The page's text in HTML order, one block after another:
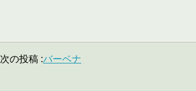
次の投稿 :バーベナ